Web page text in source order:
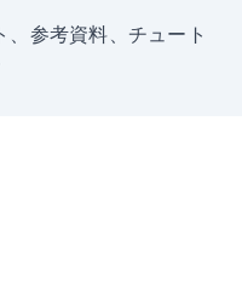
参考資料、チュート